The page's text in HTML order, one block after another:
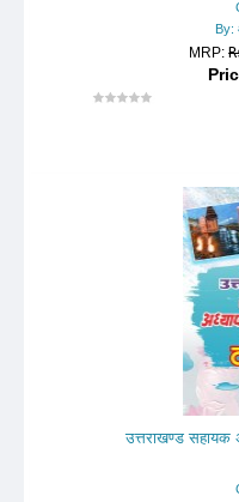
By:
MRP:
उत्तराखण्ड सहायक